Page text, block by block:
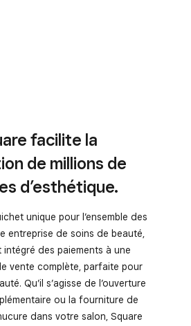
facilite la
de millions de
d’esthétique.
unique pour l’ensemble des
entreprise de soins de beauté,
des paiements à une
vente complète, parfaite pour
Qu’il s’agisse de l’ouverture
ou la fourniture de
dans votre salon, Square